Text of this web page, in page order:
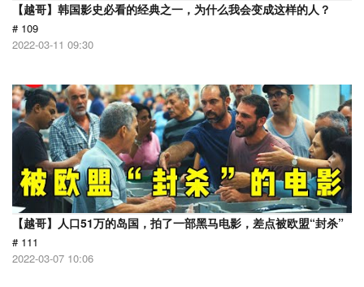
【越哥】韩国影史必看的经典之一，为什么我会变成这样的人？
# 109
2022-03-11 09:30
【越哥】人口51万的岛国，拍了一部黑马电影，差点被欧盟“封杀”
# 111
2022-03-07 10:06